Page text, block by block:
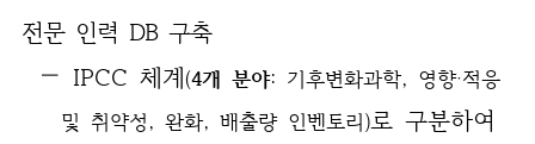
전문 인력 DB 구축
— IPCC 체계(4개 분야: 기후변화과학, 영향‧적응
및 취약성, 완화, 배출량 인벤토리)로 구분하여